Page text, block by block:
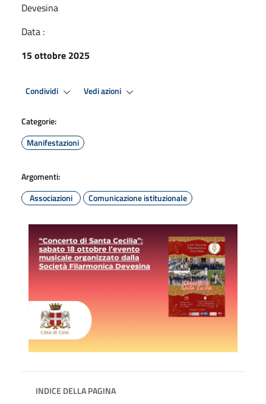
Devesina
Data :
15 ottobre 2025
Condividi Vedi azioni
Categorie:
Manifestazioni
Argomenti:
Associazioni
Comunicazione istituzionale
INDICE DELLA PAGINA